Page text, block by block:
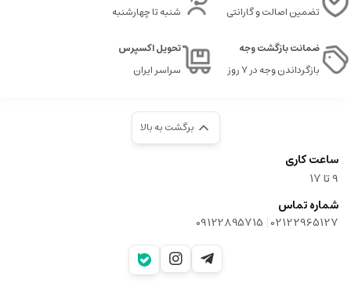
تضمین اصالت و گارانتی
شنبه تا چهارشنبه
ضمانت بازگشت وجه
بازگرداندن وجه در ۷ روز
تحویل اکسپرس
سراسر ایران
برگشت به بالا
ساعت کاری
9‌ تا ۱۷
شماره تماس
02122965127
|
09122895715